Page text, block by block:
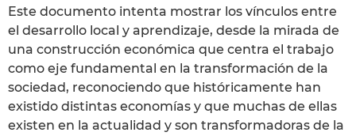
Este documento intenta mostrar los vínculos entre
el desarrollo local y aprendizaje, desde la mirada de
una construcción económica que centra el trabajo
como eje fundamental en la transformación de la
sociedad, reconociendo que históricamente han
existido distintas economías y que muchas de ellas
existen en la actualidad y son transformadoras de la